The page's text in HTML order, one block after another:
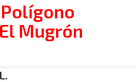
Polígono
Mugrón